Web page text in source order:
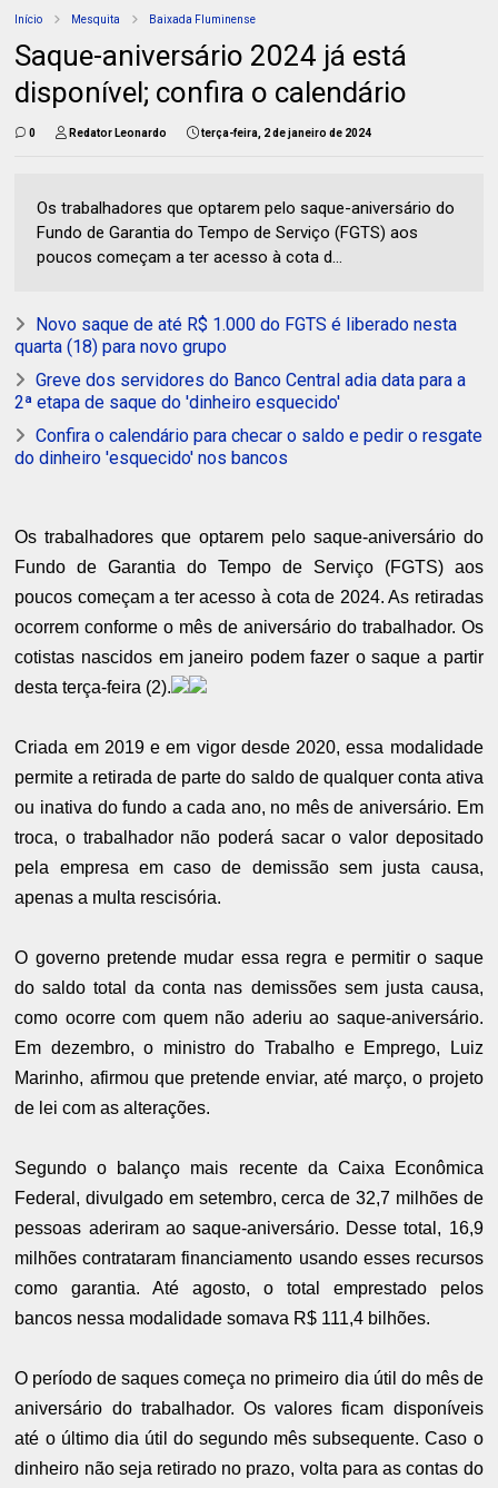
Início Mesquita Baixada Fluminense
Saque-aniversário 2024 já está
disponível; confira o calendário
0 Redator Leonardo terça-feira, 2 de janeiro de 2024
Os trabalhadores que optarem pelo saque-aniversário do
Fundo de Garantia do Tempo de Serviço (FGTS) aos
poucos começam a ter acesso à cota d...
Novo saque de até R$ 1.000 do FGTS é liberado nesta
quarta (18) para novo grupo
Greve dos servidores do Banco Central adia data para a
2ª etapa de saque do 'dinheiro esquecido'
Confira o calendário para checar o saldo e pedir o resgate
do dinheiro 'esquecido' nos bancos
Os trabalhadores que optarem pelo saque-aniversário do
Fundo de Garantia do Tempo de Serviço (FGTS) aos
poucos começam a ter acesso à cota de 2024. As retiradas
ocorrem conforme o mês de aniversário do trabalhador. Os
cotistas nascidos em janeiro podem fazer o saque a partir
desta terça-feira (2).
Criada em 2019 e em vigor desde 2020, essa modalidade
permite a retirada de parte do saldo de qualquer conta ativa
ou inativa do fundo a cada ano, no mês de aniversário. Em
troca, o trabalhador não poderá sacar o valor depositado
pela empresa em caso de demissão sem justa causa,
apenas a multa rescisória.
O governo pretende mudar essa regra e permitir o saque
do saldo total da conta nas demissões sem justa causa,
como ocorre com quem não aderiu ao saque-aniversário.
Em dezembro, o ministro do Trabalho e Emprego, Luiz
Marinho, afirmou que pretende enviar, até março, o projeto
de lei com as alterações.
Segundo o balanço mais recente da Caixa Econômica
Federal, divulgado em setembro, cerca de 32,7 milhões de
pessoas aderiram ao saque-aniversário. Desse total, 16,9
milhões contrataram financiamento usando esses recursos
como garantia. Até agosto, o total emprestado pelos
bancos nessa modalidade somava R$ 111,4 bilhões.
O período de saques começa no primeiro dia útil do mês de
aniversário do trabalhador. Os valores ficam disponíveis
até o último dia útil do segundo mês subsequente. Caso o
dinheiro não seja retirado no prazo, volta para as contas do